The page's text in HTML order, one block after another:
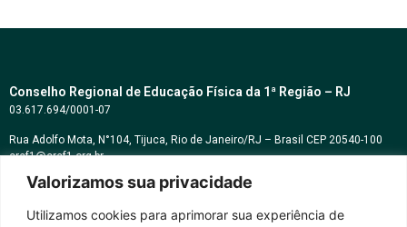
Valorizamos sua privacidade
Utilizamos cookies para aprimorar sua experiência de
Conselho Regional de Educação Física da 1ª Região – RJ
03.617.694/0001-07
Rua Adolfo Mota, N°104, Tijuca, Rio de Janeiro/RJ – Brasil CEP 20540-100
cref1@cref1.org.br
Assessoria de comunicação: